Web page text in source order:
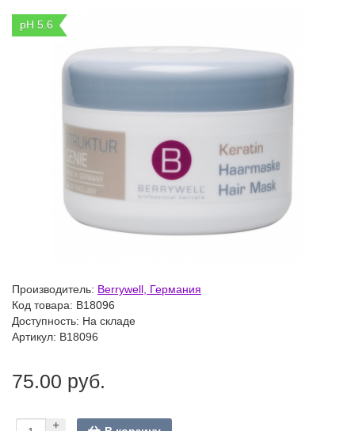
pH 5.6
Производитель: Berrywell, Германия
Код товара: В18096
Доступность: На складе
Артикул: В18096
75.00 руб.